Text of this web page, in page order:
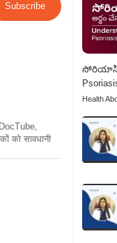
Subscribe
को सावधानी
Health